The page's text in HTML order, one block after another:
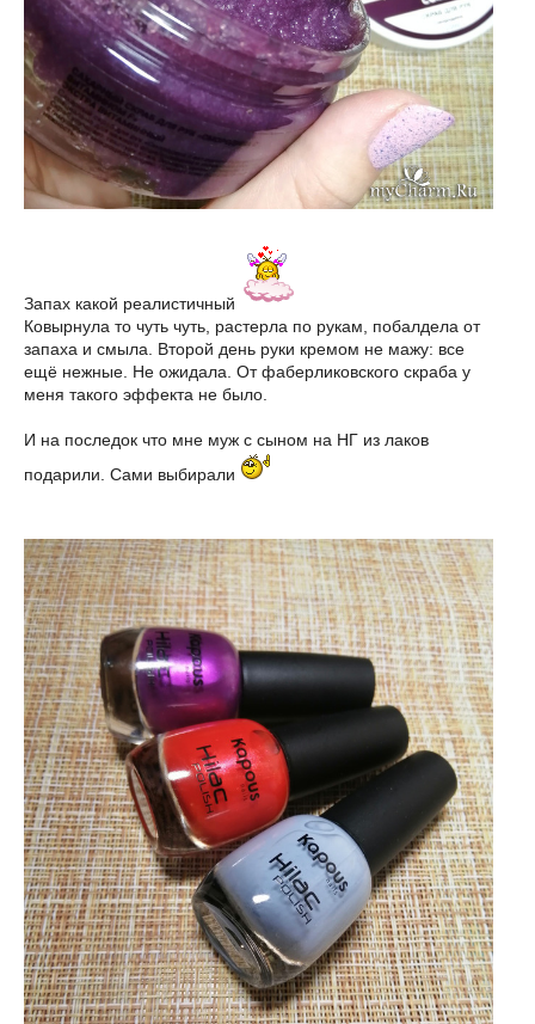
Запах какой реалистичный
Ковырнула то чуть чуть, растерла по рукам, побалдела от
запаха и смыла. Второй день руки кремом не мажу: все
ещё нежные. Не ожидала. От фаберликовского скраба у
меня такого эффекта не было.
И на последок что мне муж с сыном на НГ из лаков
подарили. Сами выбирали